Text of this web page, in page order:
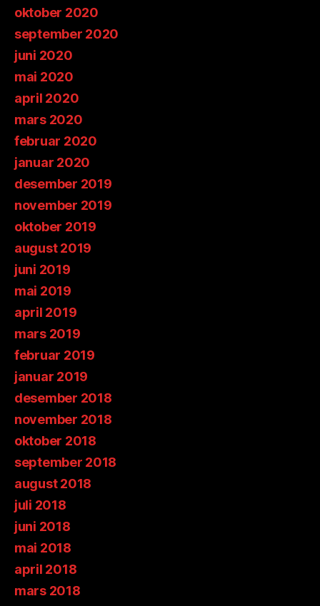
oktober 2020
september 2020
juni 2020
mai 2020
april 2020
mars 2020
februar 2020
januar 2020
desember 2019
november 2019
oktober 2019
august 2019
juni 2019
mai 2019
april 2019
mars 2019
februar 2019
januar 2019
desember 2018
november 2018
oktober 2018
september 2018
august 2018
juli 2018
juni 2018
mai 2018
april 2018
mars 2018